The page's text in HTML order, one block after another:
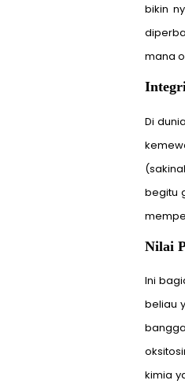
bikin
mana
Di
begitu
Nilai
Ini
beliau
kimia